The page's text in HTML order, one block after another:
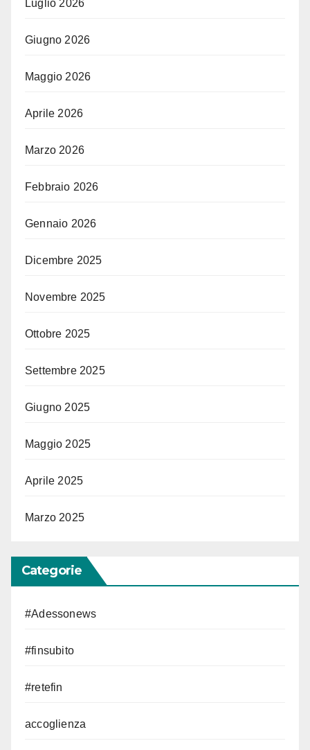
Luglio 2026
Giugno 2026
Maggio 2026
Aprile 2026
Marzo 2026
Febbraio 2026
Gennaio 2026
Dicembre 2025
Novembre 2025
Ottobre 2025
Settembre 2025
Giugno 2025
Maggio 2025
Aprile 2025
Marzo 2025
Categorie
#Adessonews
#finsubito
#retefin
accoglienza